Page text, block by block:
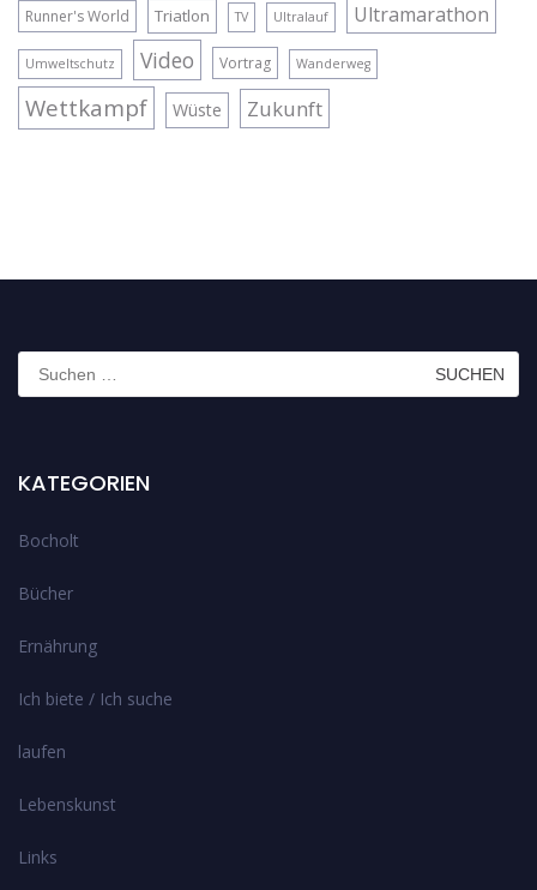
Runner's World Triatlon TV Ultralauf Ultramarathon
Umweltschutz Video Vortrag Wanderweg
Wettkampf Wüste Zukunft
Suchen
nach:
KATEGORIEN
Bocholt
Bücher
Ernährung
Ich biete / Ich suche
laufen
Lebenskunst
Links